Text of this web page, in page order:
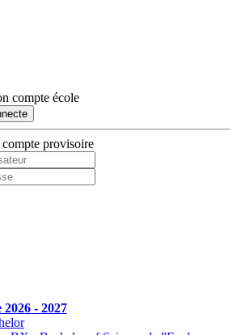
compte école
provisoire
2026 - 2027